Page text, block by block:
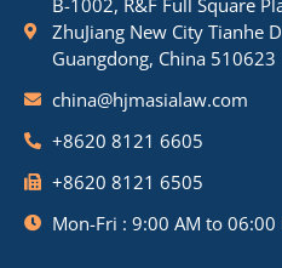
B-1002, R&F Full Square
ZhuJiang New City Tianhe
Guangdong, China 510623
china@hjmasialaw.com
+8620 8121 6605
+8620 8121 6505
Mon-Fri : 9:00 AM to 06:00